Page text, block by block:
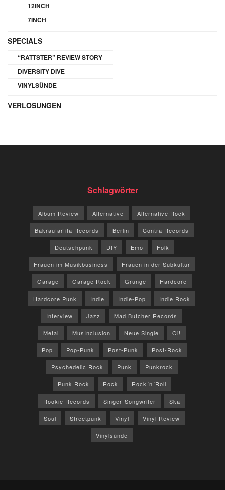
12INCH
7INCH
SPECIALS
“RATTSTER” REVIEW STORY
DIVERSITY DIVE
VINYLSÜNDE
VERLOSUNGEN
Schlagwörter
Album Review Alternative Alternative Rock
Bakraufarfita Records Berlin Contra Records
Deutschpunk DIY Emo Folk
Frauen im Musikbusiness Frauen in der Subkultur
Garage Garage Rock Grunge Hardcore
Hardcore Punk Indie Indie-Pop Indie Rock
Interview Jazz Mad Butcher Records
Metal MusInclusion Neue Single Oi!
Pop Pop-Punk Post-Punk Post-Rock
Psychedelic Rock Punk Punkrock
Punk Rock Rock Rock´n´Roll
Rookie Records Singer-Songwriter Ska
Soul Streetpunk Vinyl Vinyl Review
Vinylsünde